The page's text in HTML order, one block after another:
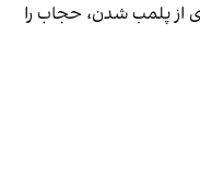
از پلمب شدن، حجاب را